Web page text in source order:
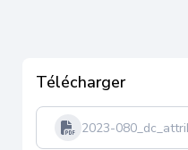
Télécharger
2023-